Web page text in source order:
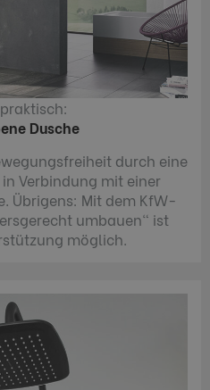
Dusche
durch eine
Verbindung mit einer
Übrigens: Mit dem KfW-
umbauen“ ist
möglich.